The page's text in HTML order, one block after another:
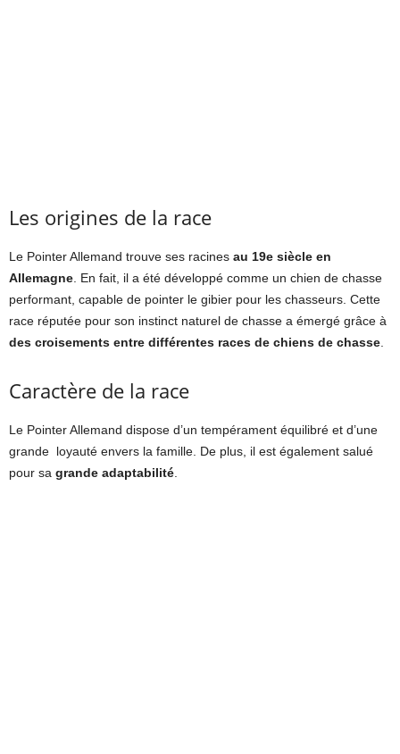
Les origines de la race
Le Pointer Allemand trouve ses racines au 19e siècle en
Allemagne . En fait, il a été développé comme un chien de chasse
performant, capable de pointer le gibier pour les chasseurs. Cette
race réputée pour son instinct naturel de chasse a émergé grâce à
des croisements entre différentes races de chiens de chasse
Caractère de la race
Le Pointer Allemand dispose d’un tempérament équilibré et d’une
grande loyauté envers la famille. De plus, il est également salué
pour sa grande adaptabilité